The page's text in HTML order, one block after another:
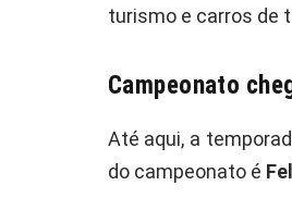
turismo e carros de
Campeonato
Até aqui, a
do campeonato é